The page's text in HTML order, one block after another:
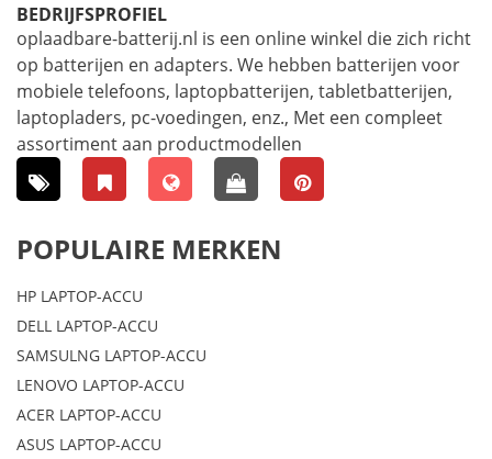
BEDRIJFSPROFIEL
oplaadbare-batterij.nl is een online winkel die zich richt
op batterijen en adapters. We hebben batterijen voor
mobiele telefoons, laptopbatterijen, tabletbatterijen,
laptopladers, pc-voedingen, enz., Met een compleet
assortiment aan productmodellen
POPULAIRE MERKEN
HP LAPTOP-ACCU
DELL LAPTOP-ACCU
SAMSULNG LAPTOP-ACCU
LENOVO LAPTOP-ACCU
ACER LAPTOP-ACCU
ASUS LAPTOP-ACCU